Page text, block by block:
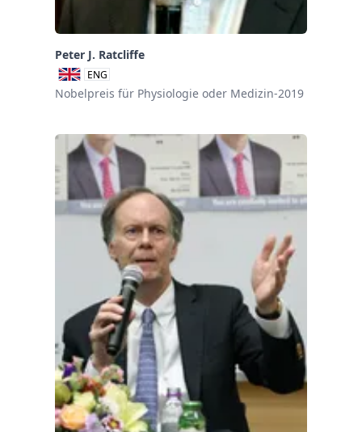
Peter J. Ratcliffe
ENG
Nobelpreis für Physiologie oder Medizin-2019